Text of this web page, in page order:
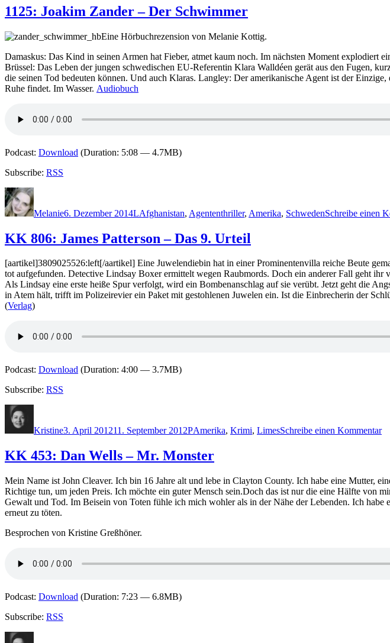
1125: Joakim Zander – Der Schwimmer
Eine Hörbuchrezension von Melanie Kottig.
Damaskus: Das Kind in seinen Armen hat Fieber, atmet kaum noch. Im nächsten Moment explodiert
Brüssel: Das Leben der jungen schwedischen EU-Referentin Klara Walldéen gerät aus den Fugen,
die seinen Tod bedeuten können. Und auch Klaras. Langley: Der amerikanische Agent ist der
Ruhe findet. Im Wasser. Audiobuch
Podcast: Download (Duration: 5:08 — 4.7MB)
Subscribe: RSS
Autor
Melanie6. Dezember 2014LAfghanistan, Agententhriller, Amerika, SchwedenSchreibe einen
KK 806: James Patterson – Das 9. Urteil
[aartikel]3809025526:left[/aartikel] Eine Juwelendiebin hat in einer Prominentenvilla reiche Beute
tot aufgefunden. Detective Lindsay Boxer ermittelt wegen Raubmords. Doch ein anderer Fall geht
Als Lindsay eine erste heiße Spur verfolgt, wird ein Bombenanschlag auf sie verübt. Jetzt geht die
in Atem hält, trifft im Polizeirevier ein Paket mit gestohlenen Juwelen ein. Ist die Einbrecherin der
(Verlag)
Podcast: Download (Duration: 4:00 — 3.7MB)
Subscribe: RSS
Kristine3. April 201211. September 2012PAmerika, Krimi, LimesSchreibe einen Kommentar
9.
KK 453: Dan Wells – Mr. Monster
Mein Name ist John Cleaver. Ich bin 16 Jahre alt und lebe in Clayton County. Ich habe eine Mutter,
Richtige tun, um jeden Preis. Ich möchte ein guter Mensch sein.Doch das ist nur die eine Hälfte von
Gewalt und Tod. Im Beisein von Toten fühle ich mich wohler als in der Nähe der Lebenden. Ich
erneut zu töten.
Besprochen von Kristine Greßhöner.
Podcast: Download (Duration: 7:23 — 6.8MB)
Subscribe: RSS